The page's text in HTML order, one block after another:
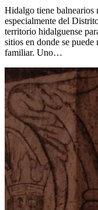
Hidalgo tiene balnearios
especialmente del
territorio hidalguense
sitios en donde se puede
familiar. Uno…